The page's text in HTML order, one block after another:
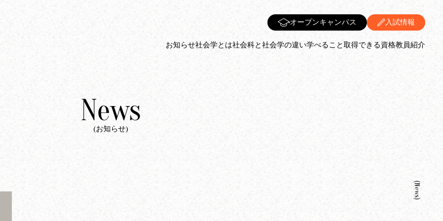
オープンキャンパス 入試情報
お知らせ社会学とは社会科と社会学の違い学べること取得できる資格教員紹介
News
(お知らせ)
(news)